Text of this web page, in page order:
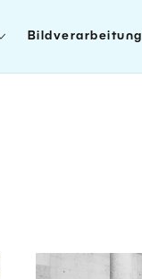
Bildverarbeitung